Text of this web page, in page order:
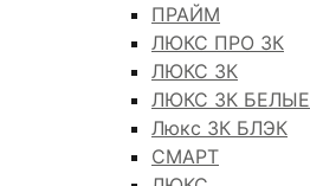
ПРАЙМ
ЛЮКС ПРО 3К
ЛЮКС 3К
ЛЮКС 3К БЕЛЫЕ
Люкс 3К БЛЭК
СМАРТ